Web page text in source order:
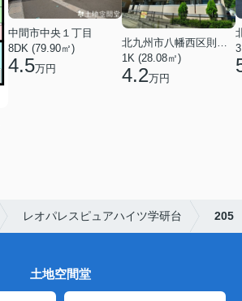
中間市中央１丁目
8DK (79.90㎡)
4.5万円
北九州市八幡西区則松１丁目
1K (28.08㎡)
4.2万円
レオパレスピュアハイツ学研台 205
土地空間堂